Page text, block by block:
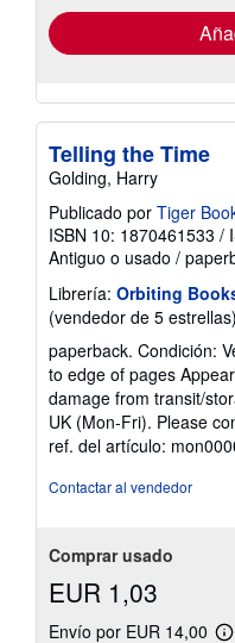
Telling the Time
Golding, Harry
Publicado por Tiger
ISBN 10: 1870461533 /
Antiguo o usado /
Librería: Orbiting
(vendedor de 5 estrellas)
paperback. Condición:
to edge of pages
damage from transit/
UK (Mon-Fri). Please
ref. del artículo:
Contactar al vendedor
Comprar usado
EUR 1,03
Envío por EUR 14,00